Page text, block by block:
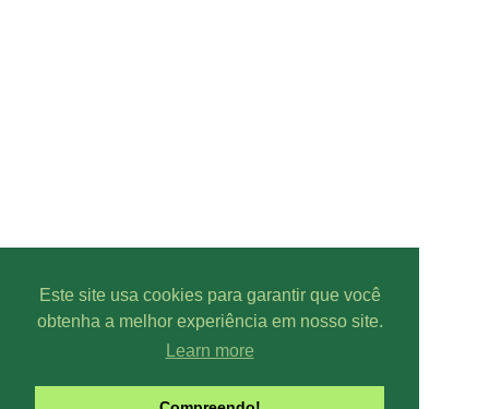
Este site usa cookies para garantir que você
obtenha a melhor experiência em nosso site.
Learn more